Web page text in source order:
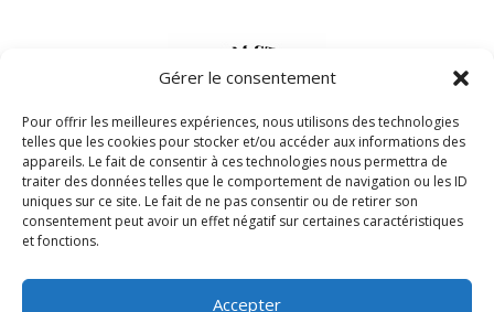
Gérer le consentement
Pour offrir les meilleures expériences, nous utilisons des technologies
telles que les cookies pour stocker et/ou accéder aux informations des
appareils. Le fait de consentir à ces technologies nous permettra de
traiter des données telles que le comportement de navigation ou les ID
uniques sur ce site. Le fait de ne pas consentir ou de retirer son
consentement peut avoir un effet négatif sur certaines caractéristiques
et fonctions.
Accepter
© Boom Studio Perpignan 2025. Tous droits réservés.
Conditions Générales d’utilisation